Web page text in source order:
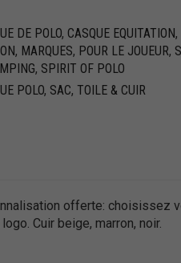
DE POLO, CASQUE EQUITATION,
, MARQUES, POUR LE JOUEUR,
, SPIRIT OF POLO
POLO, SAC, TOILE & CUIR
offerte: choisissez
Cuir beige, marron, noir.